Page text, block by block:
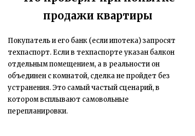
продажи квартиры
Покупатель и его банк (если ипотека) запросят
техпаспорт. Если в техпаспорте указан балкон
отдельным помещением, а в реальности он
объединен с комнатой, сделка не пройдет без
устранения. Это самый частый сценарий, в
котором всплывают самовольные
перепланировки.